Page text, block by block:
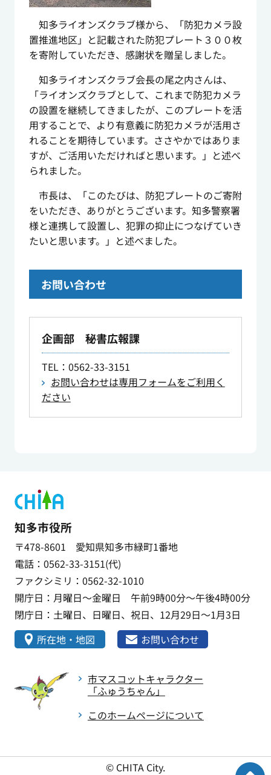
知多ライオンズクラブ様から、「防犯カメラ設
置推進地区」と記載された防犯プレート３００枚
を寄附していただき、感謝状を贈呈しました。
知多ライオンズクラブ会長の尾之内さんは、
「ライオンズクラブとして、これまで防犯カメラ
の設置を継続してきましたが、このプレートを活
用することで、より有意義に防犯カメラが活用さ
れることを期待しています。ささやかではありま
すが、ご活用いただければと思います。」と述べ
られました。
市長は、「このたびは、防犯プレートのご寄附
をいただき、ありがとうございます。知多警察署
様と連携して設置し、犯罪の抑止につなげていき
たいと思います。」と述べました。
お問い合わせ
企画部 秘書広報課
TEL：0562-33-3151
お問い合わせは専用フォームをご利用く
ださい
知多市役所
〒478-8601 愛知県知多市緑町1番地
電話：0562-33-3151(代)
ファクシミリ：0562-32-1010
開庁日：月曜日～金曜日 午前9時00分～午後4時00分
閉庁日：土曜日、日曜日、祝日、12月29日～1月3日
所在地・地図
お問い合わせ
市マスコットキャラクター
「ふゅうちゃん」
このホームページについて
© CHITA City.